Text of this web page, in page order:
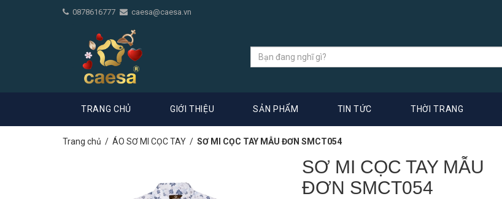
0878616777 caesa@caesa.vn
TRANG CHỦ GIỚI THIỆU SẢN PHẨM TIN TỨC THỜI TRANG
Trang chủ / ÁO SƠ MI CỌC TAY / SƠ MI CỌC TAY MẪU ĐƠN SMCT054
SƠ MI CỌC TAY MẪU
ĐƠN SMCT054